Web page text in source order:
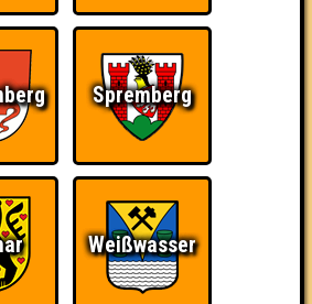
dem 1. Platz - den haben sie sich
1. Platz.
So kurz vorm Sieg! Eindeutiger Sieg
Spremberg
Weißwasser